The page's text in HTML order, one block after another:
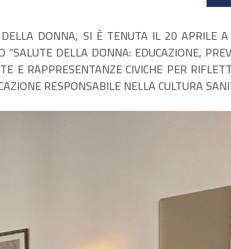
DONNA, SI È TENUTA IL 20 APRILE
DELLA DONNA: EDUCAZIONE,
E RAPPRESENTANZE CIVICHE PER
RESPONSABILE NELLA CULTURA